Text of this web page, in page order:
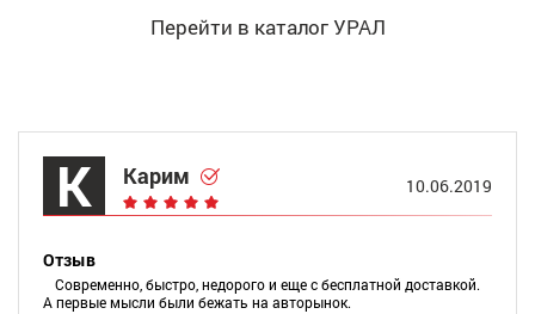
Перейти в каталог УРАЛ
К Карим 10.06.2019
Отзыв
Современно, быстро, недорого и еще с бесплатной доставкой.
А первые мысли были бежать на авторынок.